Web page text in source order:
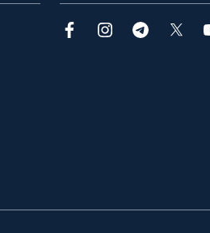
Facebook InstagramTelegram